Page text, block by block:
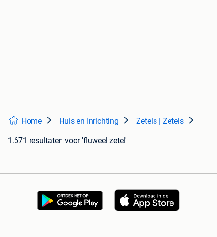
Home Huis en Inrichting Zetels | Zetels
1.671 resultaten voor 'fluweel zetel'